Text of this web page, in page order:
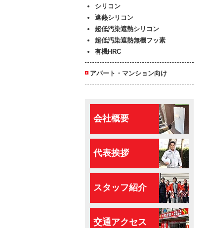
シリコン
遮熱シリコン
超低汚染遮熱シリコン
超低汚染遮熱無機フッ素
有機HRC
アパート・マンション向け
会社概要
代表挨拶
スタッフ紹介
交通アクセス